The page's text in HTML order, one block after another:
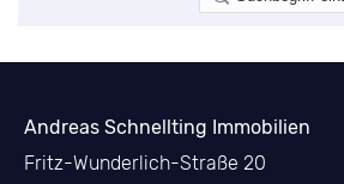
Andreas Schnellting Immobilien
Fritz-Wunderlich-Straße 20